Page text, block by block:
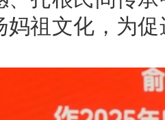
妈祖文化，为